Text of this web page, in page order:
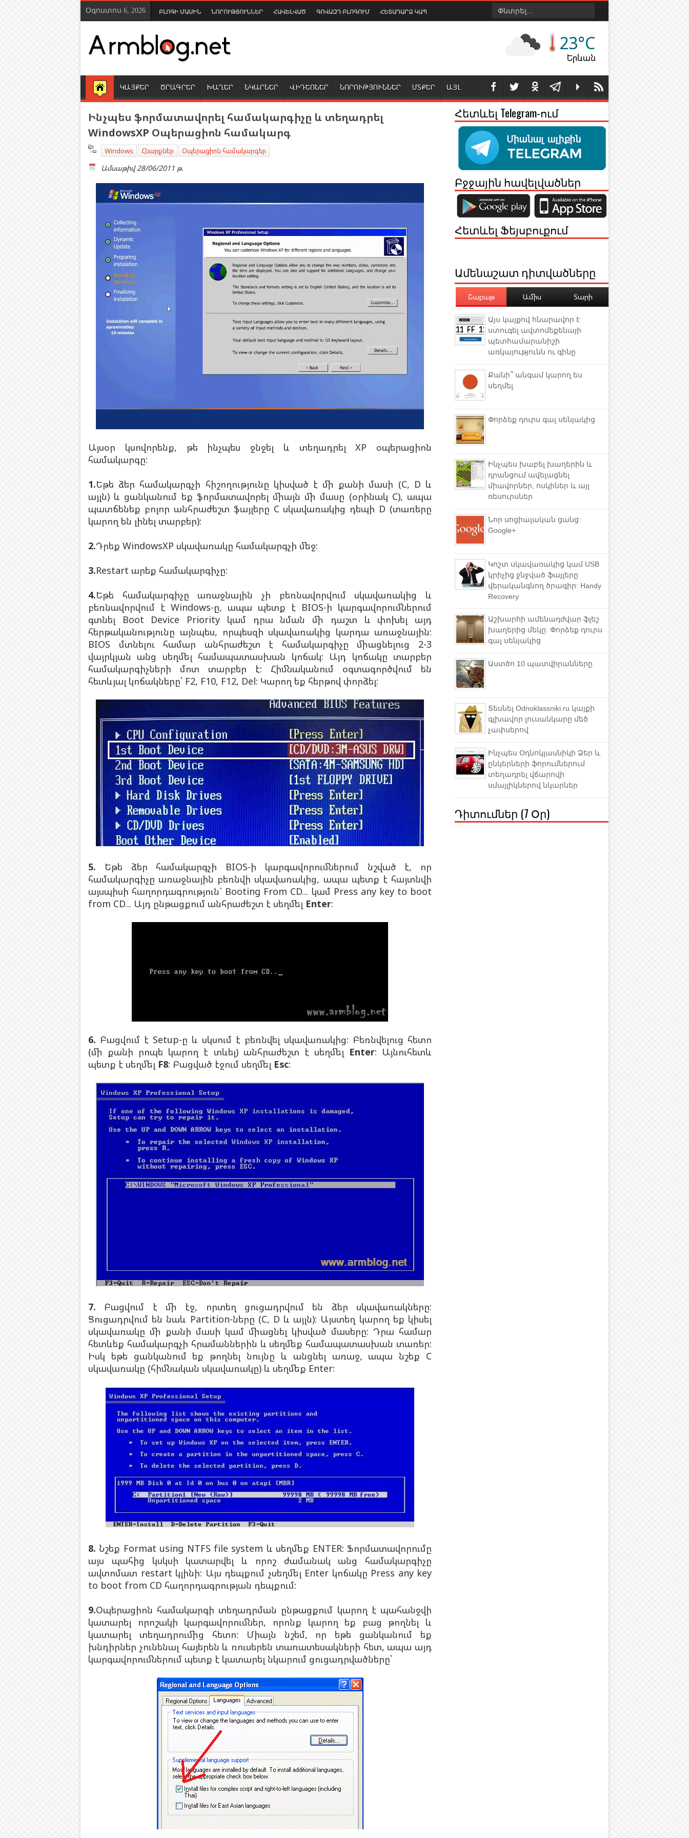
Օգոստոս 6, 2026 ԲԼՈԳԻ ՄԱՍԻՆ ՆՈՐՈՒԹՅՈՒՆՆԵՐ ՀԱՎԵԼՎԱԾ ԳՈՎԱԶԴ ԲԼՈԳՈՒՄ ՀԵՏԱԴԱՐՁ ԿԱՊ
23°C
Երևան
ԿԱՅՔԵՐ ԾՐԱԳՐԵՐ ԽԱՂԵՐ ՆԿԱՐՆԵՐ ՎԻԴԵՈՆԵՐ ՆՈՐՈՒԹՅՈՒՆՆԵՐ ՄՏՔԵՐ ԱՅԼ
Ինչպես ֆորմատավորել համակարգիչը և տեղադրել
WindowsXP Օպերացիոն համակարգ
Windows Հնարքներ Օպերացիոն համակարգեր
Ամսաթիվ 28/06/2011 թ.
Այսօր կսովորենք, թե ինչպես ջնջել և տեղադրել XP օպերացիոն
համակարգը:
1.Եթե ձեր համակարգչի հիշողությունը կիսված է մի քանի մասի (C, D և
այլն) և ցանկանում եք ֆորմատավորել միայն մի մասը (օրինակ C), ապա
պատճենեք բոլոր անհրաժեշտ ֆայլերը C սկավառակից դեպի D (տառերը
կարող են լինել տարբեր):
2.Դրեք WindowsXP սկավառակը համակարգչի մեջ:
3.Restart արեք համակարգիչը:
4.Եթե համակարգիչը առաջնային չի բեռնավորվում սկավառակից և
բեռնավորվում է Windows-ը, ապա պետք է BIOS-ի կարգավորումներում
գտնել Boot Device Priority կամ դրա նման մի դաշտ և փոխել այդ
հերթականությունը այնպես, որպեսզի սկավառակից կարդա առաջնային:
BIOS մտնելու համար անհրաժեշտ է համակարգիչը միացնելուց 2-3
վայրկյան անց սեղմել համապատասխան կոճակ: Այդ կոճակը տարբեր
համակարգիչների մոտ տարբեր է: Հիմնականում օգտագործվում են
հետևյալ կոճակները՝ F2, F10, F12, Del: Կարող եք հերթով փորձել:
5. Եթե ձեր համակարգչի BIOS-ի կարգավորումներում նշված է, որ
համակարգիչը առաջնային բեռնվի սկավառակից, ապա պետք է հայտնվի
այսպիսի հաղորդագրություն` Booting From CD... կամ Press any key to boot
from CD... Այդ ընթացքում անհրաժեշտ է սեղմել Enter:
6. Բացվում է Setup-ը և սկսում է բեռնվել սկավառակից: Բեռնվելուց հետո
(մի քանի րոպե կարող է տևել) անհրաժեշտ է սեղմել Enter: Այնուհետև
պետք է սեղմել F8: Բացված էջում սեղմել Esc:
7. Բացվում է մի էջ, որտեղ ցուցադրվում են ձեր սկավառակները:
Ցուցադրվում են նաև Partition-ները (C, D և այլն): Այստեղ կարող եք կիսել
սկավառակը մի քանի մասի կամ միացնել կիսված մասերը: Դրա համար
հետևեք համակարգչի հրամաններին և սեղմեք համապատասխան տառեր:
Իսկ եթե ցանկանում եք թողնել նույնը և անցնել առաջ, ապա նշեք C
սկավառակը (հիմնական սկավառակը) և սեղմեք Enter:
8. Նշեք Format using NTFS file system և սեղմեք ENTER: Ֆորմատավորումը
այս պահից կսկսի կատարվել և որոշ ժամանակ անց համակարգիչը
ավտոմատ restart կլինի: Այս դեպքում չսեղմել Enter կոճակը Press any key
to boot from CD հաղորդագրության դեպքում:
9.Օպերացիոն համակարգի տեղադրման ընթացքում կարող է պահանջվի
կատարել որոշակի կարգավորումներ, որոնք կարող եք բաց թողնել և
կատարել տեղադրումից հետո: Միայն նշեմ, որ եթե ցանկանում եք
խնդիրներ չունենալ հայերեն և ռուսերեն տառատեսակների հետ, ապա այդ
կարգավորումներում պետք է կատարել նկարում ցուցադրվածները՝
Հետևել Telegram-ում
Բջջային հավելվածներ
Հետևել Ֆեյսբուքում
Ամենաշատ դիտվածները
Շաբաթ Ամիս Տարի
Այս կայքով հնարավոր է
ստուգել ավտոմեքենայի
պետհամարանիշի
առկայությունն ու գինը
Քանի՞ անգամ կարող ես
սեղմել
Փորձեք դուրս գալ սենյակից
Ինչպես խաբել խաղերին և
դրանցում ավելացնել
միավորներ, ոսկիներ և այլ
ռեսուրսներ
Նոր սոցիալական ցանց:
Google+
Կոշտ սկավառակից կամ USB
կրիչից ջնջված ֆայլերը
վերականգնող ծրագիր: Handy
Recovery
Աշխարհի ամենադժվար ֆլեշ
խաղերից մեկը: Փորձեք դուրս
գալ սենյակից
Աստծո 10 պատվիրանները
Տեսնել Odnoklassniki.ru կայքի
գլխավոր լուսանկարը մեծ
չափսերով
Ինչպես Օդնոկլասնիկի Ձեր և
ընկերների ֆորումներում
տեղադրել վճարովի
սմայլիկներով նկարներ
Դիտումներ (7 Օր)